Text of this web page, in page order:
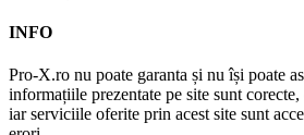
INFO
Pro-X.ro nu poate garanta și nu își poate
informațiile prezentate pe site sunt
iar serviciile oferite prin acest site sunt